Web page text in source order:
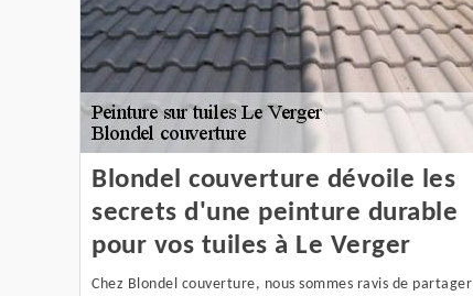
Blondel couverture dévoile les
secrets d'une peinture durable
pour vos tuiles à Le Verger
Chez Blondel couverture, nous sommes ravis de partager